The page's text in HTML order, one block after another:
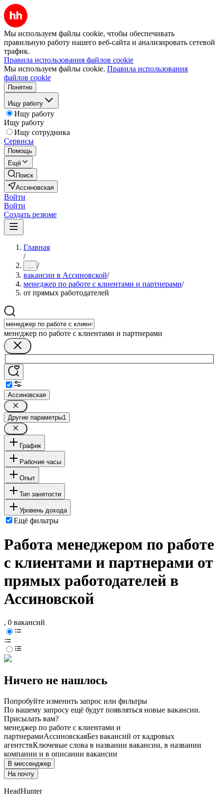
Мы используем файлы cookie, чтобы обеспечивать
правильную работу нашего веб-сайта и анализировать сетевой
трафик.
Правила использования файлов cookie
Мы используем файлы cookie. Правила использования
файлов cookie
Понятно
Ищу работу
Ищу работу
Ищу работу
Ищу сотрудника
Сервисы
Помощь
Ещё
Поиск
Ассиновская
Войти
Войти
Создать резюме
Главная
/
... /
вакансии в Ассиновской/
менеджер по работе с клиентами и партнерами/
от прямых работодателей
менеджер по работе с клиентами и партнерами
Ассиновская
Другие параметры1
График
Рабочие часы
Опыт
Тип занятости
Уровень дохода
Ещё фильтры
Работа менеджером по работе
с клиентами и партнерами от
прямых работодателей в
Ассиновской
, 0 вакансий
Ничего не нашлось
Попробуйте изменить запрос или фильтры
По вашему запросу ещё будут появляться новые вакансии.
Присылать вам?
менеджер по работе с клиентами и
партнерамиАссиновскаяБез вакансий от кадровых
агентствКлючевые слова в названии вакансии, в названии
компании и в описании вакансии
В мессенджер
На почту
HeadHunter